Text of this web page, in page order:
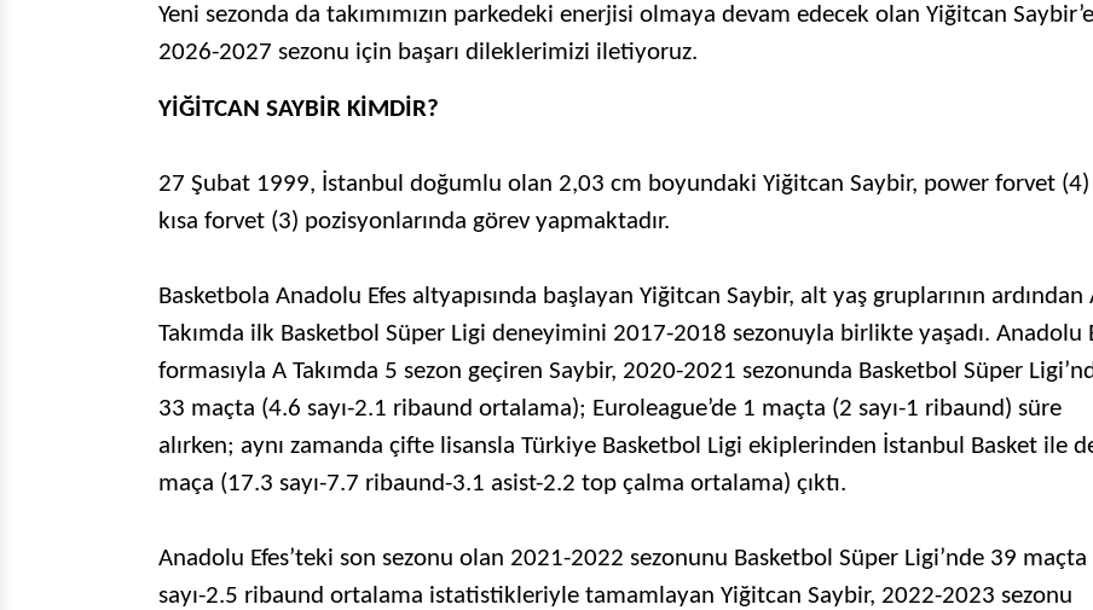
Yeni sezonda da takımımızın parkedeki enerjisi olmaya devam edecek olan Yiğitcan Saybir’e
2026-2027 sezonu için başarı dileklerimizi iletiyoruz.
YİĞİTCAN SAYBİR KİMDİR?
27 Şubat 1999, İstanbul doğumlu olan 2,03 cm boyundaki Yiğitcan Saybir, power forvet (4)
kısa forvet (3) pozisyonlarında görev yapmaktadır.
Basketbola Anadolu Efes altyapısında başlayan Yiğitcan Saybir, alt yaş gruplarının ardından
Takımda ilk Basketbol Süper Ligi deneyimini 2017-2018 sezonuyla birlikte yaşadı. Anadolu
formasıyla A Takımda 5 sezon geçiren Saybir, 2020-2021 sezonunda Basketbol Süper
33 maçta (4.6 sayı-2.1 ribaund ortalama); Euroleague’de 1 maçta (2 sayı-1 ribaund) süre
alırken; aynı zamanda çifte lisansla Türkiye Basketbol Ligi ekiplerinden İstanbul Basket ile
maça (17.3 sayı-7.7 ribaund-3.1 asist-2.2 top çalma ortalama) çıktı.
Anadolu Efes’teki son sezonu olan 2021-2022 sezonunu Basketbol Süper Ligi’nde 39 maçta
sayı-2.5 ribaund ortalama istatistikleriyle tamamlayan Yiğitcan Saybir, 2022-2023 sezonu